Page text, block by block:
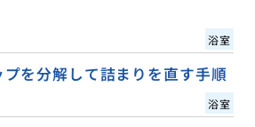
浴室
を分解して詰まりを直す手順
浴室